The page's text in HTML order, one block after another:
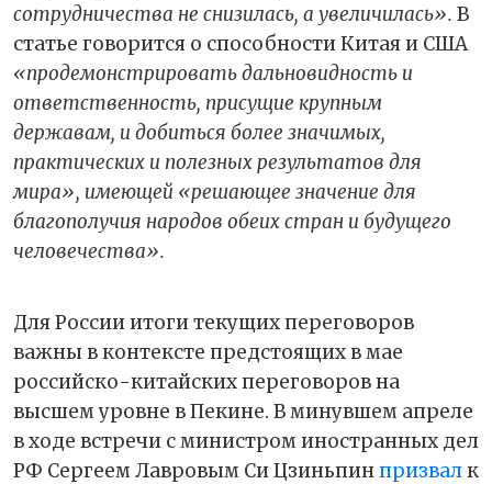
сотрудничества не снизилась, а увеличилась». В
статье говорится о способности Китая и США
«продемонстрировать дальновидность и
ответственность, присущие крупным
державам, и добиться более значимых,
практических и полезных результатов для
мира», имеющей «решающее значение для
благополучия народов обеих стран и будущего
человечества».
Для России итоги текущих переговоров
важны в контексте предстоящих в мае
российско-китайских переговоров на
высшем уровне в Пекине. В минувшем апреле
в ходе встречи с министром иностранных дел
РФ Сергеем Лавровым Си Цзиньпинпризвалк